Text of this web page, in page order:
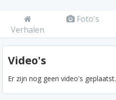
Verhalen
Foto's
Video's
Er zijn nog geen video's geplaatst.